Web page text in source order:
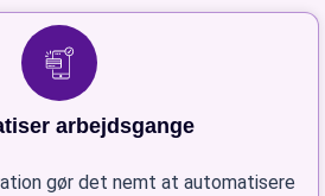
arbejdsgange
gør det nemt at automatisere